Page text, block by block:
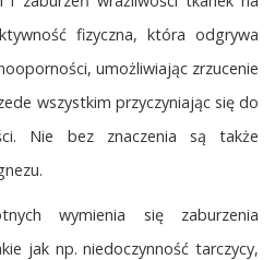
fizyczna, która odgrywa
umożliwiając zrzucenie
wszystkim przyczyniając się do
Nie bez znaczenia są także
wymienia się zaburzenia
jak np. niedoczynność tarczycy,